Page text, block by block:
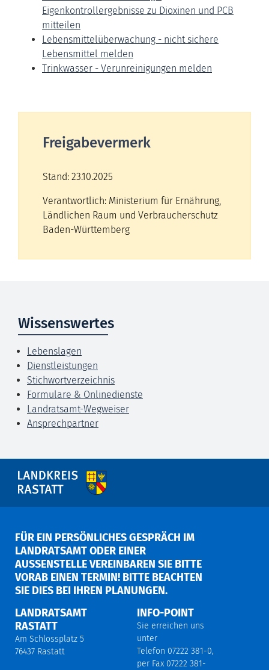
Eigenkontrollergebnisse zu Dioxinen und PCB
mitteilen
Lebensmittelüberwachung - nicht sichere
Lebensmittel melden
Trinkwasser - Verunreinigungen melden
Freigabevermerk
Stand: 23.10.2025
Verantwortlich: Ministerium für Ernährung,
Ländlichen Raum und Verbraucherschutz
Baden-Württemberg
Wissenswertes
Lebenslagen
Dienstleistungen
Stichwortverzeichnis
Formulare & Onlinedienste
Landratsamt-Wegweiser
Ansprechpartner
FÜR EIN PERSÖNLICHES GESPRÄCH IM
LANDRATSAMT ODER EINER
AUSSENSTELLE VEREINBAREN SIE BITTE V
ORAB EINEN TERMIN! BITTE BEACHTEN S
IE DIES BEI IHREN PLANUNGEN.
LANDRATSAMT
RASTATT
Am Schlossplatz 5
76437 Rastatt
INFO-POINT
Sie erreichen uns
unter
Telefon 07222 381-0,
per Fax 07222 381-